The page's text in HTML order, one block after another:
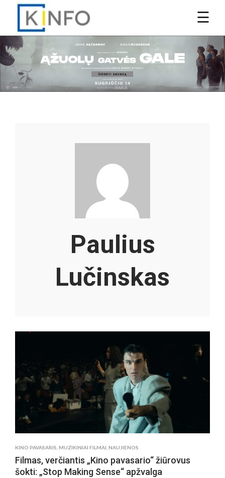
Paulius
Lučinskas
KINO PAVASARIS MUZIKINIAI FILMAI NAUJIENOS
Filmas, verčiantis „Kino pavasario“ žiūrovus
šokti: „Stop Making Sense“ apžvalga